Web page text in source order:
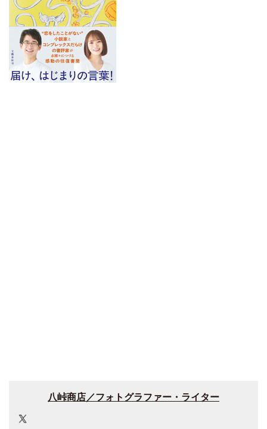
八峠商店／フォトグラファー・ライター